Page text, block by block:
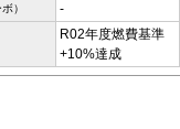
） -
R02年度燃費基準
+10%達成